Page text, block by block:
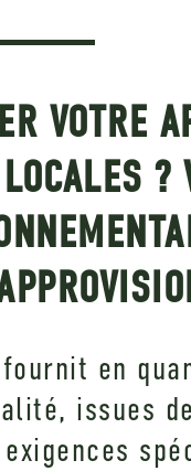
VOTRE
?
en
issues